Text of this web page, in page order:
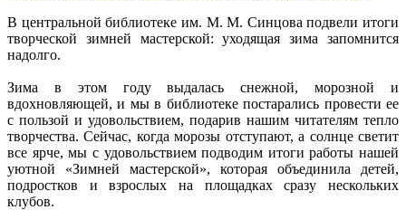
В центральной библиотеке им. М. М. Синцова подвели итоги
творческой зимней мастерской: уходящая зима запомнится
надолго.
Зима в этом году выдалась снежной, морозной и
вдохновляющей, и мы в библиотеке постарались провести ее
с пользой и удовольствием, подарив нашим читателям тепло
творчества. Сейчас, когда морозы отступают, а солнце светит
все ярче, мы с удовольствием подводим итоги работы нашей
уютной «Зимней мастерской», которая объединила детей,
подростков и взрослых на площадках сразу нескольких
клубов.